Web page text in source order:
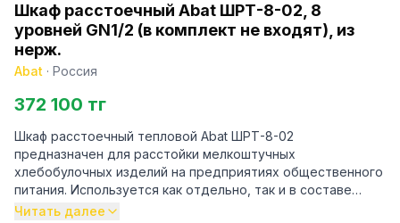
Шкаф расстоечный Abat ШРТ-8-02, 8
уровней GN1/2 (в комплект не входят), из
нерж.
Abat · Россия
372 100 тг
Шкаф расстоечный тепловой Abat ШРТ-8-02
предназначен для расстойки мелкоштучных
хлебобулочных изделий на предприятиях общественного
питания. Используется как отдельно, так и в составе
технологических линий.
Читать далее